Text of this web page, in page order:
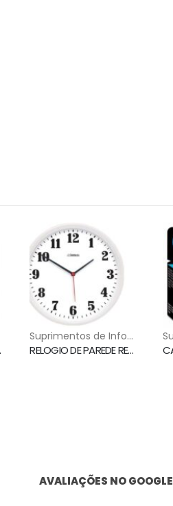
BROTHER
⁠Suprimentos de Informática
RELOGIO DE PAREDE REDONDO BRANCO REFERENCIA 6126 HERWEG
AVALIAÇÕES NO GOOGLE